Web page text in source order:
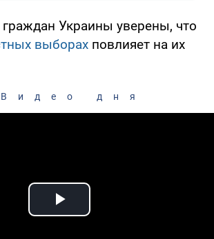
Украины уверены, что
выборах повлияет на их
Видео дня
Play Video